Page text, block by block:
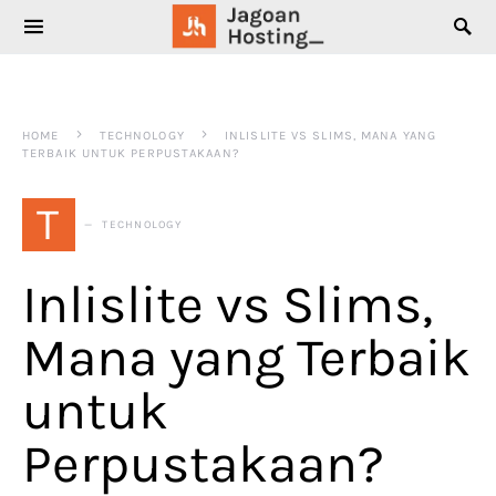
SEARCH FOR:
HOME TECHNOLOGY
INLISLITE VS SLIMS, MANA YANG
TERBAIK UNTUK PERPUSTAKAAN?
T TECHNOLOGY
Inlislite vs Slims,
Mana yang Terbaik
untuk
Perpustakaan?